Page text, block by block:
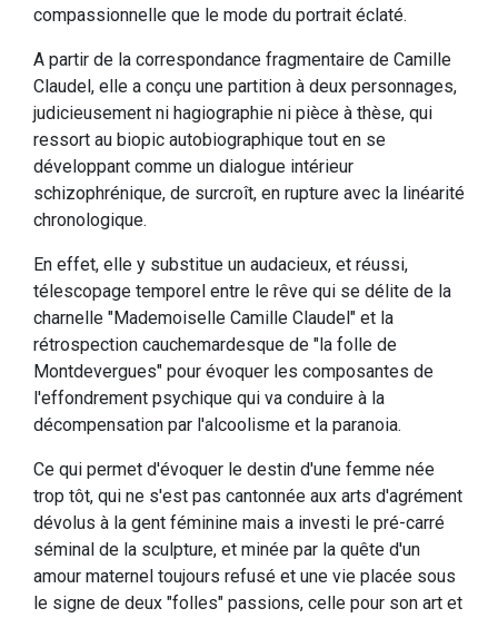
compassionnelle que le mode du portrait éclaté.
A partir de la correspondance fragmentaire de Camille
Claudel, elle a conçu une partition à deux personnages,
judicieusement ni hagiographie ni pièce à thèse, qui
ressort au biopic autobiographique tout en se
développant comme un dialogue intérieur
schizophrénique, de surcroît, en rupture avec la linéarité
chronologique.
En effet, elle y substitue un audacieux, et réussi,
télescopage temporel entre le rêve qui se délite de la
charnelle "Mademoiselle Camille Claudel" et la
rétrospection cauchemardesque de "la folle de
Montdevergues" pour évoquer les composantes de
l'effondrement psychique qui va conduire à la
décompensation par l'alcoolisme et la paranoia.
Ce qui permet d'évoquer le destin d'une femme née
trop tôt, qui ne s'est pas cantonnée aux arts d'agrément
dévolus à la gent féminine mais a investi le pré-carré
séminal de la sculpture, et minée par la quête d'un
amour maternel toujours refusé et une vie placée sous
le signe de deux "folles" passions, celle pour son art et